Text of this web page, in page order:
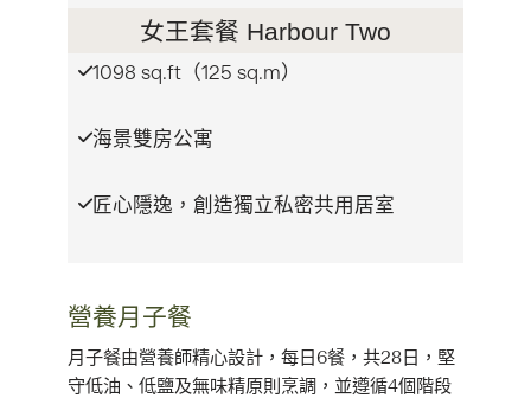
女王套餐 Harbour Two
1098 sq.ft（125 sq.m）
海景雙房公寓
匠心隱逸，創造獨立私密共用居室
營養月子餐
月子餐由營養師精心設計，每日6餐，共28日，堅
守低油、低鹽及無味精原則烹調，並遵循4個階段